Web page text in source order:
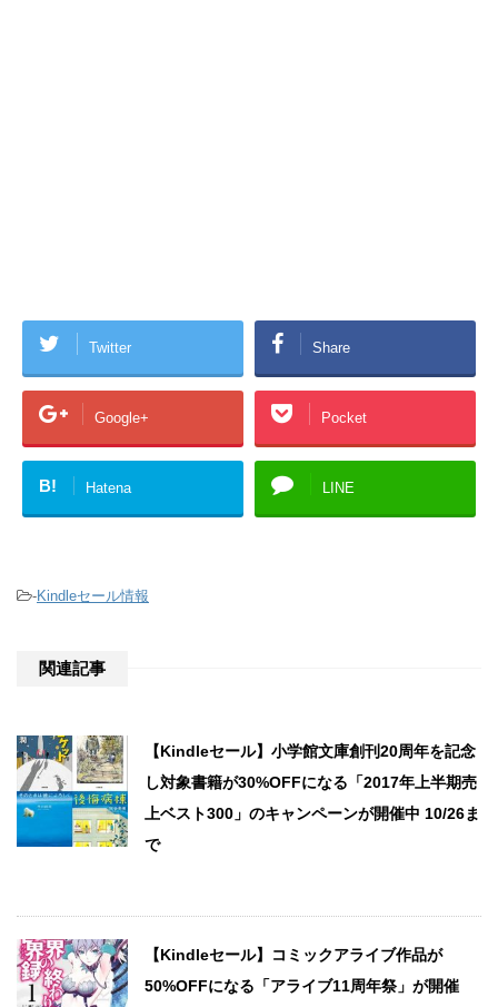
Twitter Share
Google+ Pocket
B! Hatena LINE
-Kindleセール情報
関連記事
【Kindleセール】小学館文庫創刊20周年を記念
し対象書籍が30%OFFになる「2017年上半期売
上ベスト300」のキャンペーンが開催中 10/26ま
で
【Kindleセール】コミックアライブ作品が
50%OFFになる「アライブ11周年祭」が開催